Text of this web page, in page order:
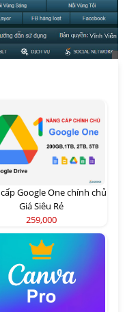
Google One chính chủ
Giá Siêu Rẻ
259,000